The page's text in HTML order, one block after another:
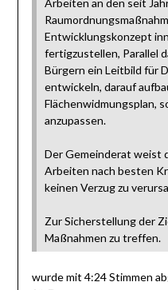
Arbeiten an den seit
Entwicklungskonzept
fertigzustellen, Parallel
Bürgern ein Leitbild für
entwickeln, darauf
Flächenwidmungsplan,
anzupassen.
Der Gemeinderat weist
Arbeiten nach besten
keinen Verzug zu
Zur Sicherstellung der
Maßnahmen zu treffen.
wurde mit 4:24 Stimmen